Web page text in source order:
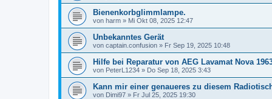
Bienenkorbglimmlampe.
von harm » Mi Okt 08, 2025 12:47
Unbekanntes Gerät
von captain.confusion » Fr Sep 19, 2025 10:48
Hilfe bei Reparatur von AEG Lavamat Nova
von PeterL1234 » Do Sep 18, 2025 3:43
Kann mir einer genaueres zu diesem
von Dimi97 » Fr Jul 25, 2025 19:30